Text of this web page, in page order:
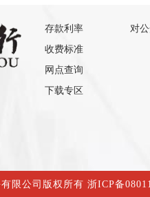
存款利率
收费标准
网点查询
下载专区
对
限公司版权所有 浙ICP备